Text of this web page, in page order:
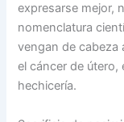
expresarse mejor,
nomenclatura
vengan de cabeza
el cáncer de
hechicería.